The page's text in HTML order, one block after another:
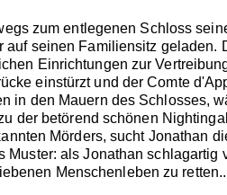
zum entlegenen Schloss
auf seinen Familiensitz geladen.
Einrichtungen zur
einstürzt und der Comte
in den Mauern des Schlosses,
der betörend schönen
Mörders, sucht Jonathan
als Jonathan schlagartig
Menschenleben zu